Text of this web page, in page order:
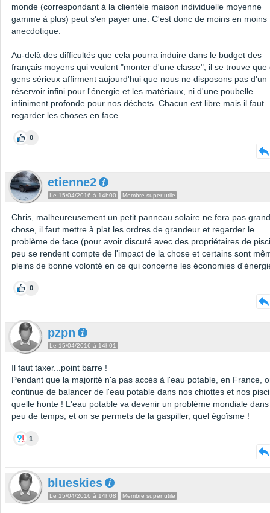
monde (correspondant à la clientèle maison individuelle moyenne
gamme à plus) peut s'en payer une. C'est donc de moins en moins
anecdotique.
Au-delà des difficultés que cela pourra induire dans le budget des
français moyens qui veulent "monter d'une classe", il se trouve que
gens sérieux affirment aujourd'hui que nous ne disposons pas d'un
réservoir infini pour l'énergie et les matériaux, ni d'une poubelle
infiniment profonde pour nos déchets. Chacun est libre mais il faut
regarder les choses en face.
0
etienne2
Le 15/04/2016 à 14h00 Membre super utile
Chris, malheureusement un petit panneau solaire ne fera pas grand
chose, il faut mettre à plat les ordres de grandeur et regarder le
problème de face (pour avoir discuté avec des propriétaires de
peu se rendent compte de l'impact de la chose et certains sont
pleins de bonne volonté en ce qui concerne les économies
0
pzpn
Le 15/04/2016 à 14h01
Il faut taxer...point barre !
Pendant que la majorité n'a pas accès à l'eau potable, en France,
continue de balancer de l'eau potable dans nos chiottes et nos
quelle honte ! L'eau potable va devenir un problème mondiale
peu de temps, et on se permets de la gaspiller, quel égoïsme !
1
blueskies
Le 15/04/2016 à 14h08 Membre super utile